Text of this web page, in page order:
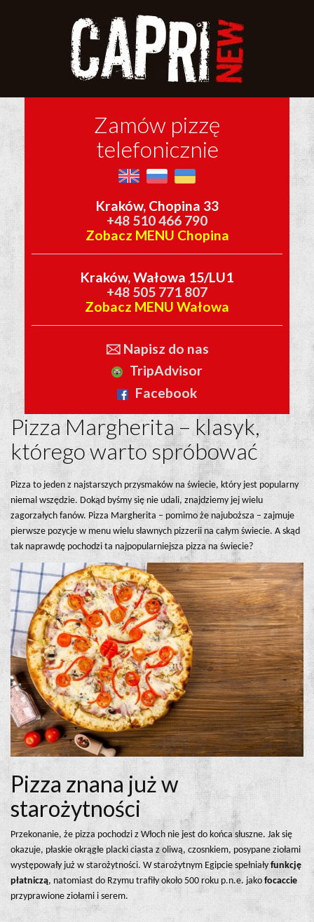
Zamów pizzę
telefonicznie
Kraków, Chopina 33
+48 510 466 790
Zobacz MENU Chopina
Kraków, Wałowa 15/LU1
+48 505 771 807
Zobacz MENU Wałowa
🖂 Napisz do nas
TripAdvisor
Facebook
Pizza Margherita – klasyk,
którego warto spróbować
Pizza to jeden z najstarszych przysmaków na świecie, który jest popularny
niemal wszędzie. Dokąd byśmy się nie udali, znajdziemy jej wielu
zagorzałych fanów. Pizza Margherita – pomimo że najuboższa – zajmuje
pierwsze pozycje w menu wielu sławnych pizzerii na całym świecie. A skąd
tak naprawdę pochodzi ta najpopularniejsza pizza na świecie?
Pizza znana już w
starożytności
Przekonanie, że pizza pochodzi z Włoch nie jest do końca słuszne. Jak się
okazuje, płaskie okrągłe placki ciasta z oliwą, czosnkiem, posypane ziołami
występowały już w starożytności. W starożytnym Egipcie spełniałyfunkcję
płatniczą, natomiast do Rzymu trafiły około 500 roku p.n.e. jako focaccie
przyprawione ziołami i serem.